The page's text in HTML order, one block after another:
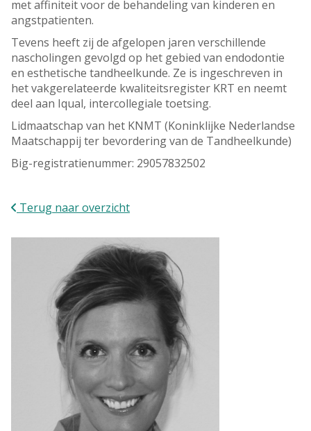
g
g
a
d
g
met affiniteit voor de behandeling van kinderen en
angstpatienten.
Tevens heeft zij de afgelopen jaren verschillende
nascholingen gevolgd op het gebied van endodontie
en esthetische tandheelkunde. Ze is ingeschreven in
het vakgerelateerde kwaliteitsregister KRT en neemt
deel aan Iqual, intercollegiale toetsing.
Lidmaatschap van het KNMT (Koninklijke Nederlandse
Maatschappij ter bevordering van de Tandheelkunde)
Big-registratienummer: 29057832502
Terug naar overzicht